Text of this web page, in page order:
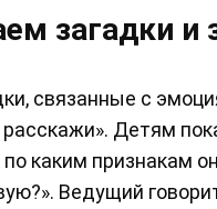
загадки и
связанные с
Детям
каким признакам
Ведущий